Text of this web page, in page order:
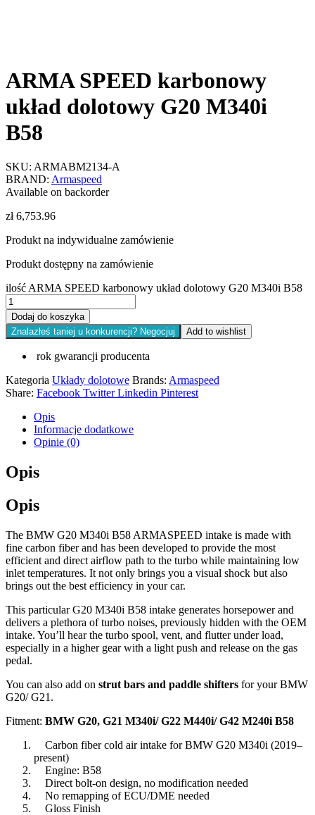
ARMA SPEED karbonowy
układ dolotowy G20 M340i
B58
SKU: ARMABM2134-A
BRAND: Armaspeed
Available on backorder
zł6,753.96
Produkt na indywidualne zamówienie
Produkt dostępny na zamówienie
ilość ARMA SPEED karbonowy układ dolotowy G20 M340i B58
Dodaj do koszyka
Znalazłeś taniej u konkurencji? Negocjuj
Add to wishlist
rok gwarancji producenta
Kategoria Układy dolotowe Brands: Armaspeed
Share: Facebook Twitter Linkedin Pinterest
Opis
Informacje dodatkowe
Opinie (0)
Opis
Opis
The BMW G20 M340i B58 ARMASPEED intake is made with
fine carbon fiber and has been developed to provide the most
efficient and direct airflow path to the turbo while maintaining low
inlet temperatures. It not only brings you a visual shock but also
brings out the best efficiency in your car.
This particular G20 M340i B58 intake generates horsepower and
delivers a plethora of turbo noises, previously hidden with the OEM
intake. You’ll hear the turbo spool, vent, and flutter under load,
especially in a higher gear with a light push and release on the gas
pedal.
You can also add on strut bars and paddle shifters for your BMW
G20/ G21.
Fitment: BMW G20, G21 M340i/ G22 M440i/ G42 M240i B58
Carbon fiber cold air intake for BMW G20 M340i (2019–
present)
Engine: B58
Direct bolt-on design, no modification needed
No remapping of ECU/DME needed
Gloss Finish